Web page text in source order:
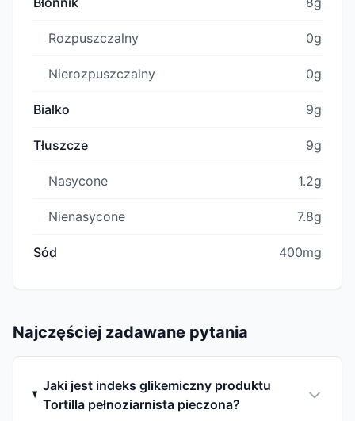
Rozpuszczalny 0g
Nierozpuszczalny 0g
Białko 9g
Tłuszcze 9g
Nasycone 1.2g
Nienasycone 7.8g
Sód 400mg
Najczęściej zadawane pytania
Jaki jest indeks glikemiczny produktu
Tortilla pełnoziarnista pieczona?